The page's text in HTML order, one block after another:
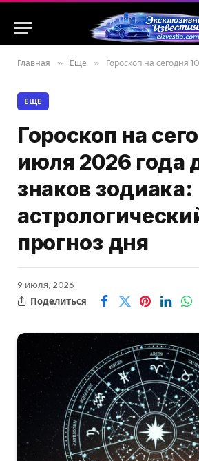
Главная » Еще » Гороскоп на сегодня 10 июля 2026 года для
ЕЩЕ
Гороскоп на
июля 2026 года
знаков зодиака:
прогноз дня
9 июля, 2026
Поделиться